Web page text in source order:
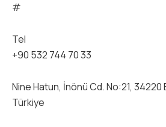
#
Tel
+90 532 744 70 33
Nine Hatun, İnönü Cd. No:21,
Türkiye